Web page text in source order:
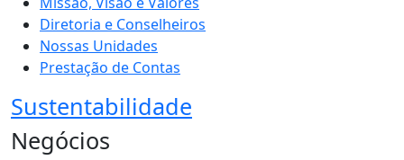
Diretoria e Conselheiros
Nossas Unidades
Prestação de Contas
Sustentabilidade
Negócios